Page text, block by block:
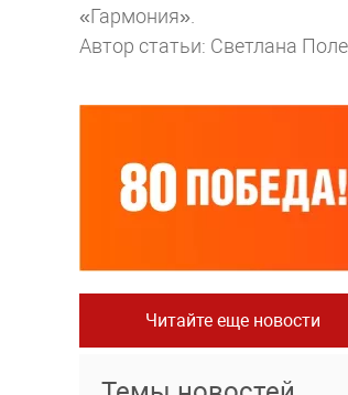
«Гармония».
Автор статьи: Светлана
Читайте еще новости